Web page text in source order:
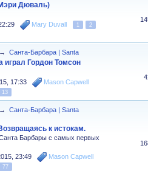
Дюваль)
Mary Duvall 1
2
→
Санта-Барбара | Santa
играл Гордон Томсон
17:33 Mason Capwell
13
→
Санта-Барбара | Santa
к истокам.
Барбары с самых первых
23:49 Mason Capwell
77